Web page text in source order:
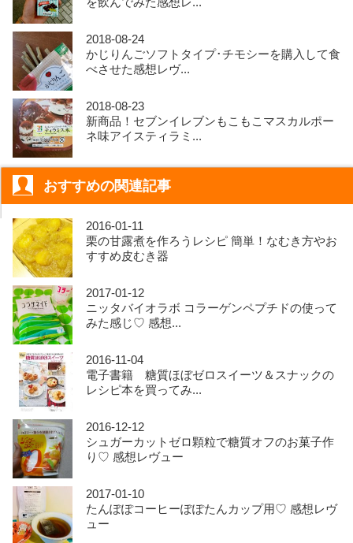
2018-08-24
かじりんごソフトタイプ･チモシーを購入して食
べさせた感想レヴ...
2018-08-23
新商品！セブンイレブンもこもこマスカルポー
ネ味アイスティラミ...
おすすめの関連記事
2016-01-11
栗の甘露煮を作ろうレシピ 簡単！なむき方やお
すすめ皮むき器
2017-01-12
ニッタバイオラボ コラーゲンペプチドの使って
みた感じ♡ 感想...
2016-11-04
電子書籍 糖質ほぼゼロスイーツ＆スナックの
レシピ本を買ってみ...
2016-12-12
シュガーカットゼロ顆粒で糖質オフのお菓子作
り♡ 感想レヴュー
2017-01-10
たんぽぽコーヒーぽぽたんカップ用♡ 感想レヴ
ュー